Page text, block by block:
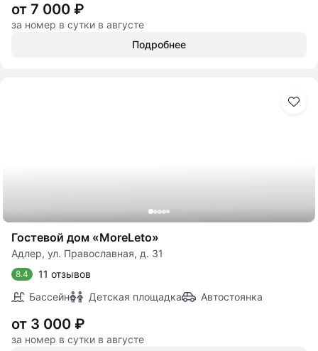
от 7 000 ₽
за номер в сутки в августе
Подробнее
Гостевой дом «MoreLeto»
Адлер, ул. Православная, д. 31
8.4
11 отзывов
Бассейн
Детская площадка Автостоянка
от 3 000 ₽
за номер в сутки в августе